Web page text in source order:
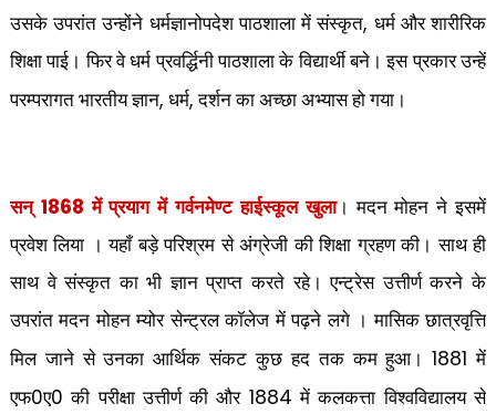
उसके उपरांत उन्होंने धर्मज्ञानोपदेश पाठशाला में संस्कृत, धर्म और शारीरिक
शिक्षा पाई। फिर वे धर्म प्रवर्द्धिनी पाठशाला के विद्यार्थी बने। इस प्रकार उन्हें
परम्परागत भारतीय ज्ञान, धर्म,दर्शन का अच्छा अभ्यास हो गया।
सन् 1868 में प्रयाग में गर्वनमेण्ट हाईस्कूल खुला। मदन मोहन ने इसमें
प्रवेश लिया । यहाँ बड़े परिश्रम से अंग्रेजी की शिक्षा ग्रहण की। साथ ही
साथ वे संस्कृत का भी ज्ञान प्राप्त करते रहे। एन्ट्रेस उत्तीर्ण करने के
उपरांतमदन मोहन म्योर सेन्ट्रल कॉलेज में पढ़ने लगे । मासिक छात्रवृत्ति
मिल जाने से उनका आर्थिक संकट कुछ हद तक कम हुआ।1881 में
एफ0ए0 की परीक्षा उत्तीर्ण की और 1884 में कलकत्ता विश्वविद्यालय से